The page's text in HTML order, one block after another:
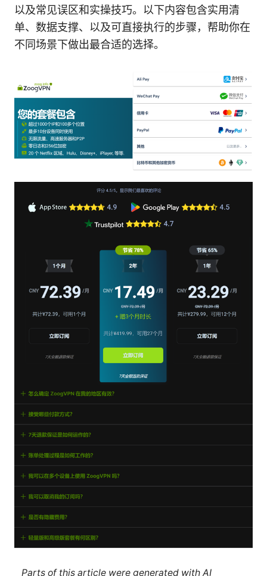
以及常见误区和实操技巧。以下内容包含实用清
单、数据支撑、以及可直接执行的步骤，帮助你在
不同场景下做出最合适的选择。
Parts of this article were generated with AI